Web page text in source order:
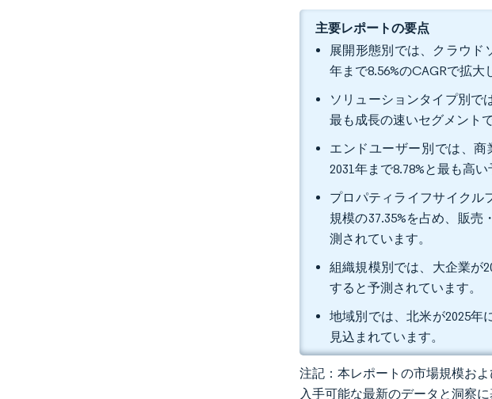
主要レポートの要点
展開形態別では、クラウド
年まで8.56%のCAGRで拡大
ソリューションタイプ別で
最も成長の速いセグメントで
エンドユーザー別では、商
2031年まで8.78%と最も高
プロパティライフサイクル
規模の37.35%を占め、販売
測されています。
組織規模別では、大企業が
すると予測されています。
地域別では、北米が2025年
見込まれています。
注記：本レポートの市場規模お
入手可能な最新のデータと洞察